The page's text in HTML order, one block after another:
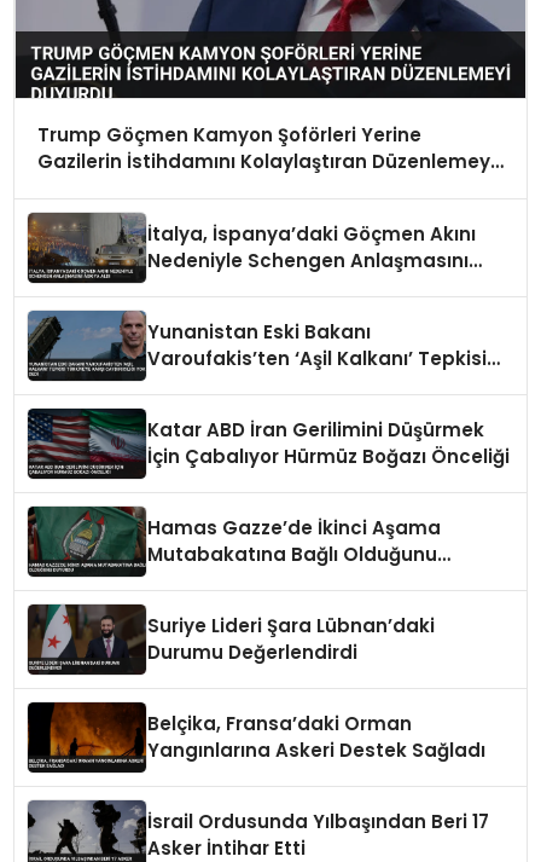
Trump Göçmen Kamyon Şoförleri Yerine
Gazilerin İstihdamını Kolaylaştıran Düzenlemeyi
İtalya, İspanya’daki Göçmen Akını
Nedeniyle Schengen Anlaşmasını
Yunanistan Eski Bakanı
Varoufakis’ten ‘Aşil Kalkanı’ Tepkisi
Katar ABD İran Gerilimini Düşürmek
İçin Çabalıyor Hürmüz Boğazı Önceliği
Hamas Gazze’de İkinci Aşama
Mutabakatına Bağlı Olduğunu
Suriye Lideri Şara Lübnan’daki
Durumu Değerlendirdi
Belçika, Fransa’daki Orman
Yangınlarına Askeri Destek Sağladı
İsrail Ordusunda Yılbaşından Beri 17
Asker İntihar Etti